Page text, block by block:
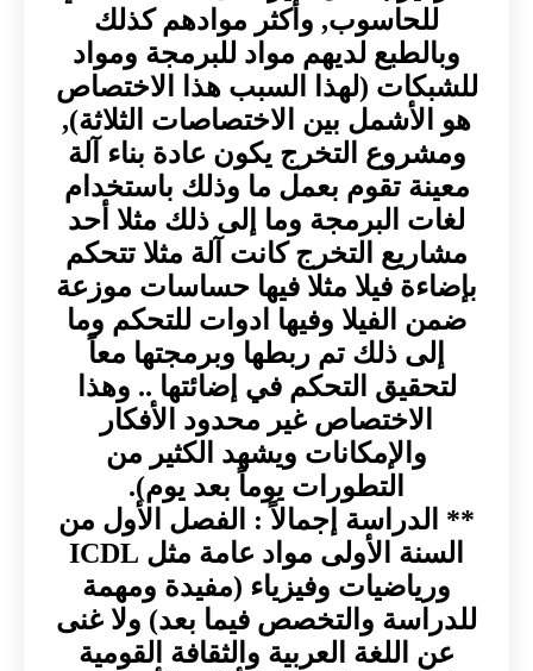
للحاسوب, وأكثر موادهم كذلك
وبالطبع لديهم مواد للبرمجة ومواد
للشبكات (لهذا السبب هذا الاختصاص
هو الأشمل بين الاختصاصات الثلاثة),
ومشروع التخرج يكون عادة بناء آلة
معينة تقوم بعمل ما وذلك باستخدام
لغات البرمجة وما إلى ذلك مثلا أحد
مشاريع التخرج كانت آلة مثلا تتحكم
بإضاءة فيلا مثلا فيها حساسات موزعة
ضمن الفيلا وفيها ادوات للتحكم وما
إلى ذلك تم ربطها وبرمجتها معاً
لتحقيق التحكم في إضائتها .. وهذا
الاختصاص غير محدود الأفكار
والإمكانات ويشهد الكثير من
التطورات يوماً بعد يوم).
** الدراسة إجمالاً : الفصل الأول من
السنة الأولى مواد عامة مثل ICDL
ورياضيات وفيزياء (مفيدة ومهمة
للدراسة والتخصص فيما بعد) ولا غنى
عن اللغة العربية والثقافة القومية